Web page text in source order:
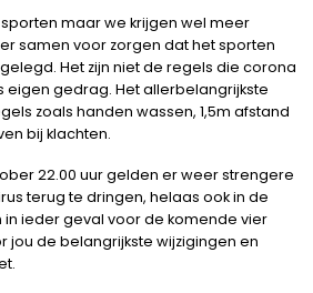
maar we krijgen wel meer
samen voor zorgen dat het sporten
Het zijn niet de regels die corona
eigen gedrag. Het allerbelangrijkste
zoals handen wassen, 1,5m afstand
bij klachten.
22.00 uur gelden er weer strengere
terug te dringen, helaas ook in de
ieder geval voor de komende vier
jou de belangrijkste wijzigingen en